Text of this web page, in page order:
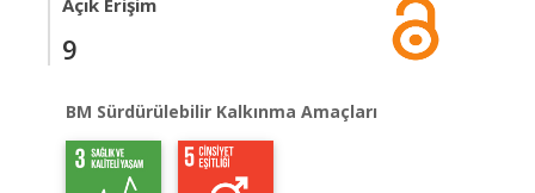
Açık Erişim
9
BM Sürdürülebilir Kalkınma Amaçları